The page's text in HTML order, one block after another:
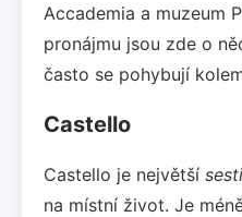
Accademia a muzeum
pronájmu jsou zde o
často se pohybují
Castello
Castello je největší
na místní život. Je